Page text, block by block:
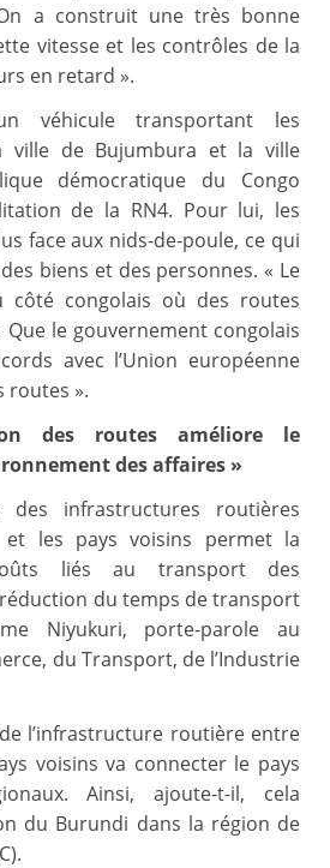
a construit une très bonne
vitesse et les contrôles de la
en retard ».
véhicule transportant les
ville de Bujumbura et la ville
démocratique du Congo
de la RN4. Pour lui, les
face aux nids-de-poule, ce qui
biens et des personnes. « Le
côté congolais où des routes
le gouvernement congolais
avec l’Union européenne
routes ».
des routes améliore le
des affaires »
infrastructures routières
les pays voisins permet la
liés au transport des
du temps de transport
Niyukuri, porte-parole au
du Transport, de l’Industrie
l’infrastructure routière entre
voisins va connecter le pays
Ainsi, ajoute-t-il, cela
du Burundi dans la région de